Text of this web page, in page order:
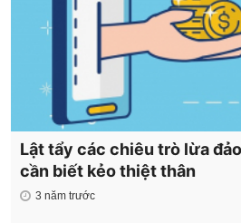
Lật tẩy các chiêu trò lừa
cần biết kẻo thiệt thân
3 năm trước